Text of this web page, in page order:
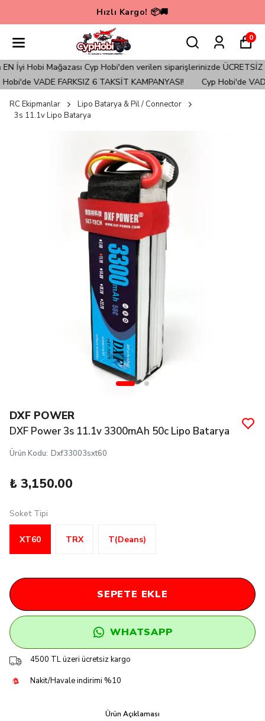
Hızlı Kargo! 📦🚚
0
Hobi Mağazası Cyp Hobi'den verilen siparişlerinizde ÜCRETSİZ
VADE FARKSIZ 6 TAKSİT KAMPANYASI!
Cyp Hobi'de
RC Ekipmanlar
Lipo Batarya & Pil / Connector
3s 11.1v Lipo Batarya
DXF POWER
DXF Power 3s 11.1v 3300mAh 50c Lipo Batarya
Ürün Kodu: Dxf33003sxt60
₺ 3,150.00
Soket Tipi
XT60 TRX T(Deans)
SEPETE EKLE
WHATSAPP
4500 TL üzeri ücretsiz kargo
Nakit/Havale indirimi %10
Ürün Açıklaması